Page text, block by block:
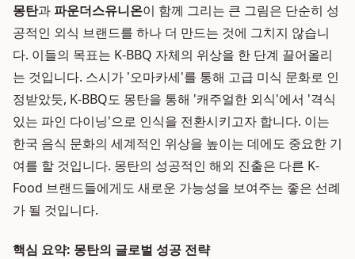
몽탄과파운더스유니온이 함께 그리는 큰 그림은 단순히 성
공적인 외식 브랜드를 하나 더 만드는 것에 그치지 않습니
다. 이들의 목표는 K-BBQ 자체의 위상을 한 단계 끌어올리
는 것입니다. 스시가 '오마카세'를 통해 고급 미식 문화로 인
정받았듯, K-BBQ도 몽탄을 통해 '캐주얼한 외식'에서 '격식
있는 파인 다이닝'으로 인식을 전환시키고자 합니다. 이는
한국 음식 문화의 세계적인 위상을 높이는 데에도 중요한 기
여를 할 것입니다. 몽탄의 성공적인 해외 진출은 다른 K-
Food 브랜드들에게도 새로운 가능성을 보여주는 좋은 선례
가 될 것입니다.
핵심 요약: 몽탄의 글로벌 성공 전략